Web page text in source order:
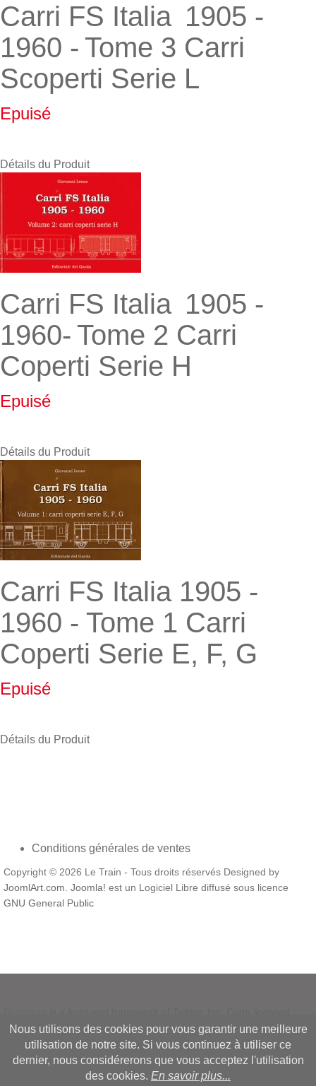
Carri FS Italia 1905 -
1960 - Tome 3 Carri
Scoperti Serie L
Epuisé
Détails du Produit
Carri FS Italia 1905 -
1960- Tome 2 Carri
Coperti Serie H
Epuisé
Détails du Produit
Carri FS Italia 1905 -
1960 - Tome 1 Carri
Coperti Serie E, F, G
Epuisé
Détails du Produit
Conditions générales de ventes
Copyright © 2026 Le Train - Tous droits réservés Designed by
JoomlArt.com. Joomla! est un Logiciel Libre diffusé sous licence
GNU General Public
underMIT License.
Font Awesomefont licensed underSIL OFL 1.1.
Nous utilisons des cookies pour vous garantir une meilleure
utilisation de notre site. Si vous continuez à utiliser ce
dernier, nous considérerons que vous acceptez l'utilisation
des cookies. En savoir plus...